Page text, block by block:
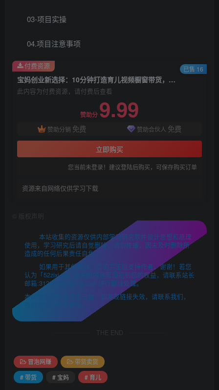
03-项目实操
04.项目注意事项
宝妈创业新选择：10分钟打造育儿视频橱窗带货，月入过W不是空谈【揭秘】
此内容为付费资源，请付费后查看
赞助分 9.99
赞助分销 免费 赞助合伙人 免费
立即购买
您当前未登录！建议登陆后购买，可保存购买订单
资源来自网络仅供学习下载
付费资源 已售 16
版权声明
本站收集的资源仅供内部学习研究软件设计思想和原理
使用，学习研究后请自觉删除，请勿传播，因未及时删除所
造成的任何后果责任自负。
如果用于其他用途，请购买正版支持作者，谢谢！若您
认为「52zixi.cn」发布的内容若侵犯到您的权益，请联系站长
邮箱:312013005@qq.com 进行删除处理。
本站资源大多存储在云盘，如发现链接失效，请联系我们，
THE END
冒泡网赚
带货卖货
# 带货
# 宝妈 # 育儿